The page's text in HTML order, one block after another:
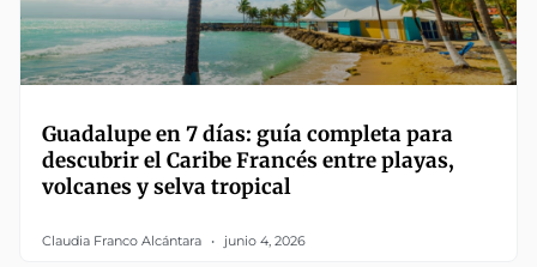
Guadalupe en 7 días: guía completa para
descubrir el Caribe Francés entre playas,
volcanes y selva tropical
Claudia Franco Alcántara junio 4, 2026